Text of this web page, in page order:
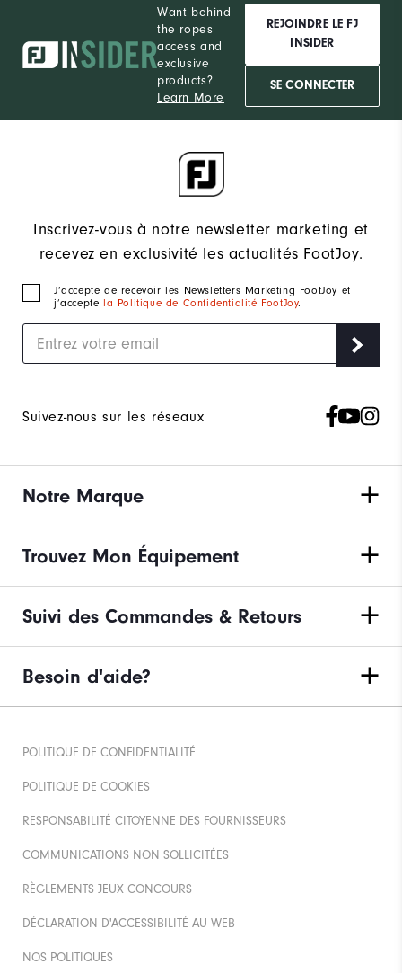
Want behind
the ropes
access and
exclusive
products?
Learn More
REJOINDRE LE FJ
INSIDER
SE CONNECTER
Inscrivez-vous à notre newsletter marketing et
recevez en exclusivité les actualités FootJoy.
J‘accepte de recevoir les Newsletters Marketing FootJoy et
j’accepte la Politique de Confidentialité FootJoy.
Suivez-nous sur les réseaux
Notre Marque
Trouvez Mon Équipement
Suivi des Commandes & Retours
Besoin d'aide?
POLITIQUE DE CONFIDENTIALITÉ
POLITIQUE DE COOKIES
RESPONSABILITÉ CITOYENNE DES FOURNISSEURS
COMMUNICATIONS NON SOLLICITÉES
RÈGLEMENTS JEUX CONCOURS
DÉCLARATION D'ACCESSIBILITÉ AU WEB
NOS POLITIQUES